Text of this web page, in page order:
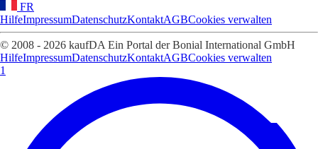
FR
HilfeImpressumDatenschutzKontaktAGBCookies verwalten
© 2008 - 2026 kaufDA Ein Portal der Bonial International GmbH
HilfeImpressumDatenschutzKontaktAGBCookies verwalten
1